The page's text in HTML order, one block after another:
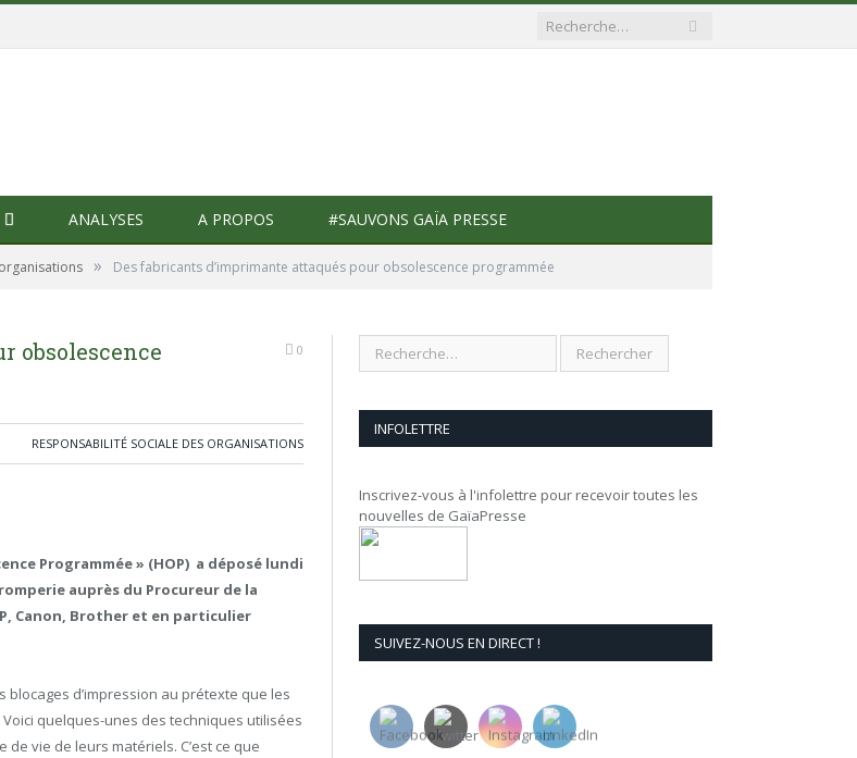
ANALYSES A PROPOS #SAUVONS GAÏA PRESSE
» Des fabricants d’imprimante attaqués pour obsolescence programmée
obsolescence
0
RESPONSABILITÉ SOCIALE DES ORGANISATIONS
Programmée » (HOP) a déposé lundi
auprès du Procureur de la
Canon, Brother et en particulier
d’impression au prétexte que les
quelques-unes des techniques utilisées
vie de leurs matériels. C’est ce que
INFOLETTRE
Inscrivez-vous à l'infolettre pour recevoir toutes les
nouvelles de GaïaPresse
SUIVEZ-NOUS EN DIRECT !